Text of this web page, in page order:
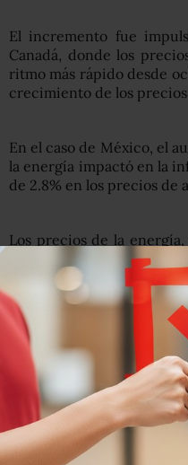
El incremento fue
Canadá, donde los
ritmo más rápido desde
crecimiento de los
En el caso de México, el
la energía impactó en la
de 2.8% en los precios de
Los precios de la
6.6% en octubre en
septiembre; mientras
subieron 2.6%, frente a
De los 33 países que
presentaron la mayor
año fueron Turquía 8.6%,
Corea 4.1%, y México
menores tasas de
Japón con 0.2%,
República Eslovaca 0.9%,